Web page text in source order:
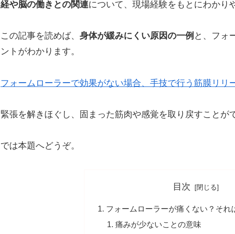
経や脳の働きとの関連について、現場経験をもとにわかり
この記事を読めば、 身体が緩みにくい原因の一例 と、フォ
ントがわかります。
フォームローラーで効果がない場合、手技で行う筋膜リリ
緊張を解きほぐし、固まった筋肉や感覚を取り戻すことが
では本題へどうぞ。
目次
フォームローラーが痛くない？それ
痛みが少ないことの意味